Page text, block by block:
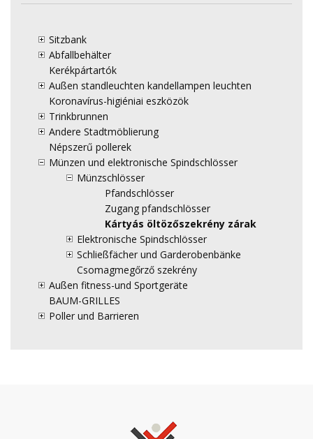
Sitzbank
Abfallbehälter
Kerékpártartók
Außen standleuchten kandellampen leuchten
Koronavírus-higiéniai eszközök
Trinkbrunnen
Andere Stadtmöblierung
Népszerű pollerek
Münzen und elektronische Spindschlösser
Münzschlösser
Pfandschlösser
Zugang pfandschlösser
Kártyás öltözőszekrény zárak
Elektronische Spindschlösser
Schließfächer und Garderobenbänke
Csomagmegőrző szekrény
Außen fitness-und Sportgeräte
BAUM-GRILLES
Poller und Barrieren